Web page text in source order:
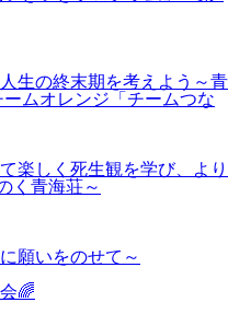
生の終末期を考えよう～青
ムオレンジ「チームつな
楽しく死生観を学び、より
く青海荘～
願いをのせて～
🌈